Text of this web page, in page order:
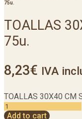
75u.
TOALLAS
75u.
8,23€ IVA
TOALLAS 30X40 CM
Add to cart